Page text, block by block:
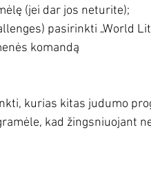
(jei dar jos neturite);
pasirinkti „World
komandą
kurias kitas judumo
kad žingsniuojant